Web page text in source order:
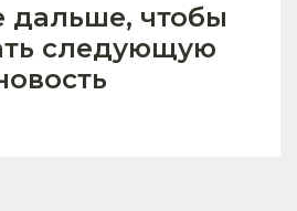
дальше, чтобы
следующую